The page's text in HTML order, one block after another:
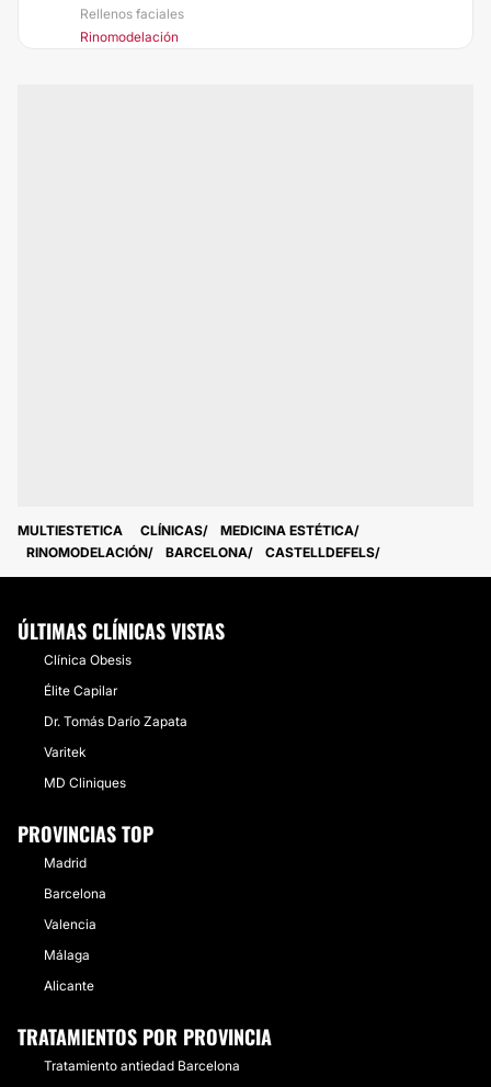
Rellenos faciales
Rinomodelación
MULTIESTETICA CLÍNICAS
MEDICINA ESTÉTICA
RINOMODELACIÓN
BARCELONA CASTELLDEFELS
ÚLTIMAS CLÍNICAS VISTAS
Clínica Obesis
Élite Capilar
Dr. Tomás Darío Zapata
Varitek
MD Cliniques
PROVINCIAS TOP
Madrid
Barcelona
Valencia
Málaga
Alicante
TRATAMIENTOS POR PROVINCIA
Tratamiento antiedad Barcelona